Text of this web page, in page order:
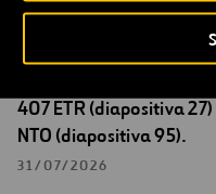
407 ETR (diapositiva
NTO (diapositiva 95).
31/07/2026